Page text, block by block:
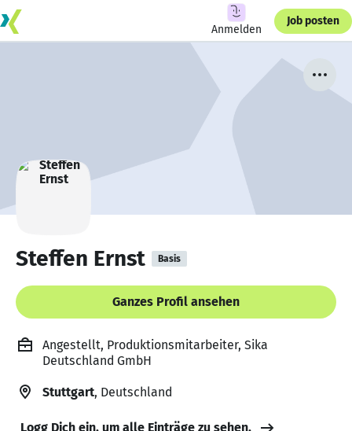
Anmelden
Job posten
Steffen Ernst Basis
Ganzes Profil ansehen
Angestellt, Produktionsmitarbeiter, Sika
Deutschland GmbH
Stuttgart, Deutschland
Logg Dich ein, um alle Einträge zu sehen.